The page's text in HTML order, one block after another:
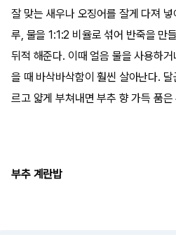
잘 맞는 새우나 오징어를 잘게 다져
루, 물을 1:1:2 비율로 섞어 반죽을 만
뒤적 해준다. 이때 얼음 물을 사용하
을 때 바삭바삭함이 훨씬 살아난다.
르고 얇게 부쳐내면 부추 향 가득 품
부추 계란밥